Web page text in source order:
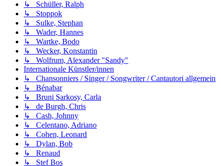
↳ Schüller, Ralph
↳ Stoppok
↳ Sulke, Stephan
↳ Wader, Hannes
↳ Wartke, Bodo
↳ Wecker, Konstantin
↳ Wolfrum, Alexander "Sandy"
Internationale Künstler/innen
↳ Chansonniers / Singer / Songwriter / Cantautori allgemein
↳ Bénabar
↳ Bruni Sarkosy, Carla
↳ de Burgh, Chris
↳ Cash, Johnny
↳ Celentano, Adriano
↳ Cohen, Leonard
↳ Dylan, Bob
↳ Renaud
↳ Stef Bos